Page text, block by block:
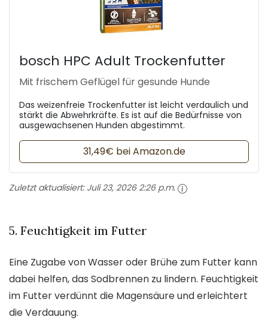
bosch HPC Adult Trockenfutter
Mit frischem Geflügel für gesunde Hunde
Das weizenfreie Trockenfutter ist leicht verdaulich und
stärkt die Abwehrkräfte. Es ist auf die Bedürfnisse von
ausgewachsenen Hunden abgestimmt.
31,49€ bei Amazon.de
Zuletzt aktualisiert: Juli 23, 2026 2:26 p.m.
5. Feuchtigkeit im Futter
Eine Zugabe von Wasser oder Brühe zum Futter kann
dabei helfen, das Sodbrennen zu lindern. Feuchtigkeit
im Futter verdünnt die Magensäure und erleichtert
die Verdauung.